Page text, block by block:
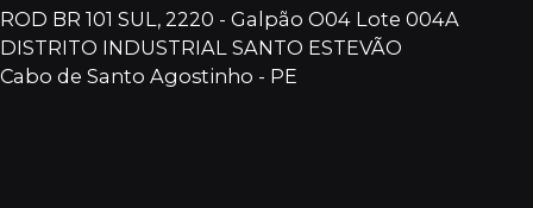
ROD BR 101 SUL, 2220 - Galpão O04 Lote 004A
DISTRITO INDUSTRIAL SANTO ESTEVÃO
Cabo de Santo Agostinho - PE